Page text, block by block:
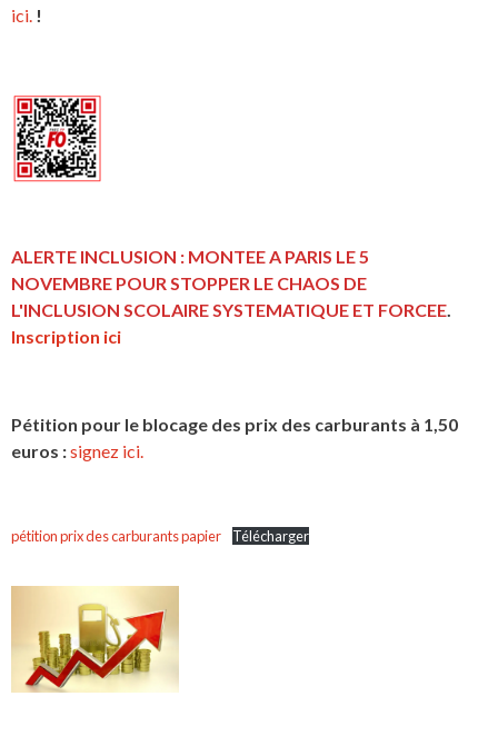
ici. !
ALERTE INCLUSION : MONTEE A PARIS LE 5
NOVEMBRE POUR STOPPER LE CHAOS DE
L'INCLUSION SCOLAIRE SYSTEMATIQUE ET FORCEE
Inscription ici
Pétition pour le blocage des prix des carburants à 1,50
euros :signez ici.
pétition prix des carburants papier Télécharger